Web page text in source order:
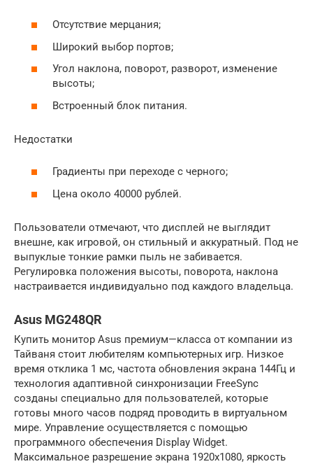
Отсутствие мерцания;
Широкий выбор портов;
Угол наклона, поворот, разворот, изменение
высоты;
Встроенный блок питания.
Недостатки
Градиенты при переходе с черного;
Цена около 40000 рублей.
Пользователи отмечают, что дисплей не выглядит
внешне, как игровой, он стильный и аккуратный. Под не
выпуклые тонкие рамки пыль не забивается.
Регулировка положения высоты, поворота, наклона
настраивается индивидуально под каждого владельца.
Asus MG248QR
Купить монитор Asus премиум—класса от компании из
Тайваня стоит любителям компьютерных игр. Низкое
время отклика 1 мс, частота обновления экрана 144Гц и
технология адаптивной синхронизации FreeSync
созданы специально для пользователей, которые
готовы много часов подряд проводить в виртуальном
мире. Управление осуществляется с помощью
программного обеспечения Display Widget.
Максимальное разрешение экрана 1920х1080, яркость